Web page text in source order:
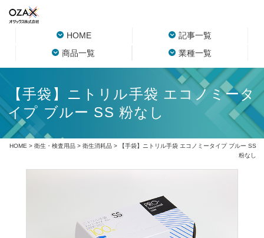
HOME
記事一覧
商品一覧
業種一覧
【手袋】ニトリル手袋 エコノミータ
イプ ブルー SS 粉なし
HOME > 衛生・検査用品> 衛生消耗品> 【手袋】ニトリル手袋 エコノミータイプ ブルー SS
粉なし